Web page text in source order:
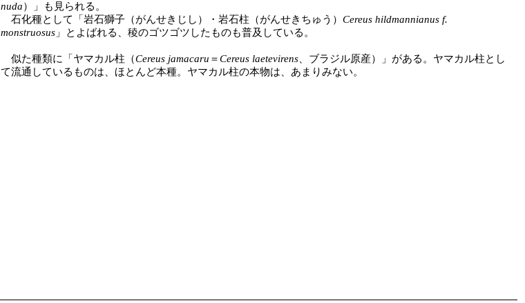
nuda）」も見られる。
石化種として「岩石獅子（がんせきじし）・岩石柱（がんせきちゅう） Cereus hildmannianus f.
monstruosus 」とよばれる、稜のゴツゴツしたものも普及している。
似た種類に「ヤマカル柱（Cereus jamacaru ＝Cereus laetevirens、ブラジル原産）」がある。ヤマカル柱とし
て流通しているものは、ほとんど本種。ヤマカル柱の本物は、あまりみない。